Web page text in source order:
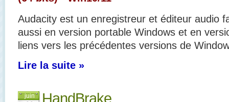
Audacity est un enregistreur et éditeur audio
aussi en version portable Windows et en
liens vers les précédentes versions de
Lire la suite »
juin HandBrake